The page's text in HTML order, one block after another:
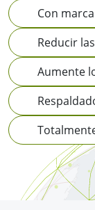
Con
Reducir
Aumente